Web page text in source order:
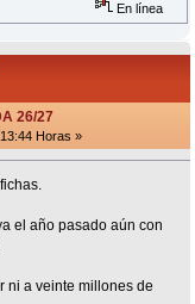
En línea
26/27
Horas »
el año pasado aún con
ni a veinte millones de